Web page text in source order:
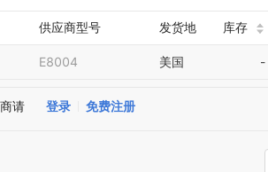
供应商型号 发货地 库存
E8004 美国 -
请 登录 免费注册